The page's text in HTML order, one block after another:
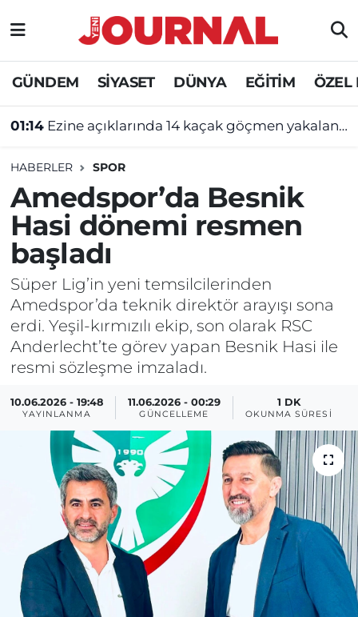
GÜNDEM SİYASET DÜNYA EĞİTİM ÖZEL
01:14 Ezine açıklarında 14 kaçak göçmen yakalandı
HABERLER SPOR
Amedspor’da Besnik
Hasi dönemi resmen
başladı
Süper Lig’in yeni temsilcilerinden
Amedspor’da teknik direktör arayışı sona
erdi. Yeşil-kırmızılı ekip, son olarak RSC
Anderlecht’te görev yapan Besnik Hasi ile
resmi sözleşme imzaladı.
10.06.2026 - 19:48
YAYINLANMA
11.06.2026 - 00:29
GÜNCELLEME
1 DK
OKUNMA SÜRESI
GÜNDEM
SİYASET
DÜNYA
EĞİTİM
ÖZEL HABER
Nöbetçi Eczaneler
Hava Durumu
Süper Lig Puan Durumu ve Fikstür
Tüm Manşetler
Son Dakika Haberleri
Haber Arşivi